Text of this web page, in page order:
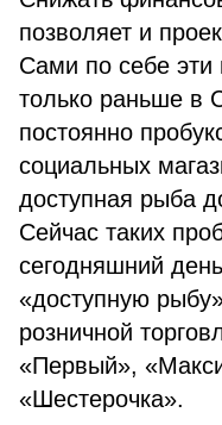
позволяет и
Сами по себе эти
только раньше в
постоянно
социальных
доступная рыба
Сейчас таких
сегодняшний
«доступную
розничной
«Первый»,
«Шестерочка».